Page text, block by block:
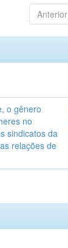
Anterior
o gênero
no
sindicatos da
relações de